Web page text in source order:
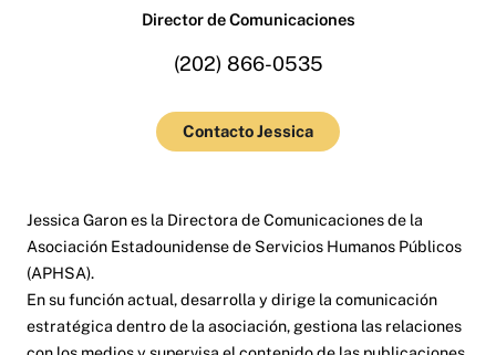
Director de Comunicaciones
(202) 866-0535
Contacto Jessica
Jessica Garon es la Directora de Comunicaciones de la
Asociación Estadounidense de Servicios Humanos Públicos
(APHSA).
En su función actual, desarrolla y dirige la comunicación
estratégica dentro de la asociación, gestiona las relaciones